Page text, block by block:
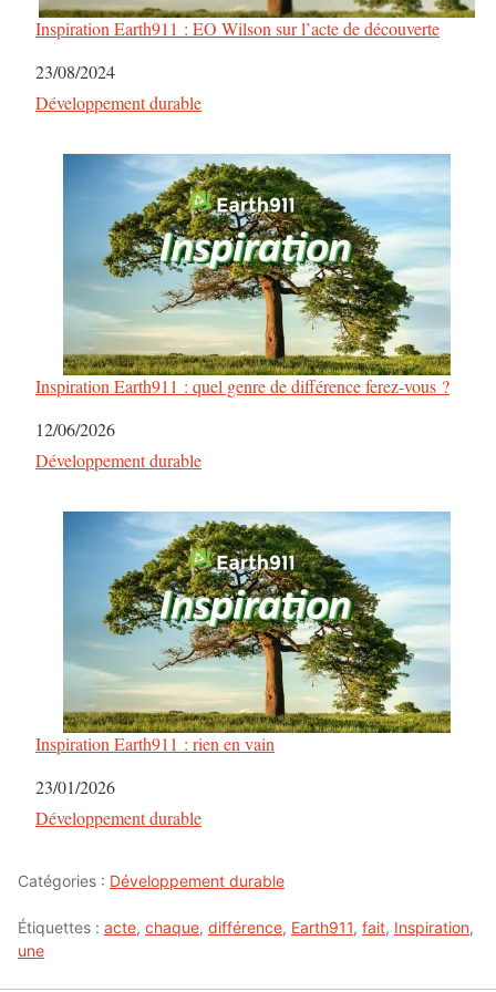
Inspiration Earth911 : EO Wilson sur l’acte de découverte
Date
23/08/2024
Par rapport à
Développement durable
Inspiration Earth911 : quel genre de différence ferez-vous ?
Date
12/06/2026
Par rapport à
Développement durable
Inspiration Earth911 : rien en vain
Date
23/01/2026
Par rapport à
Développement durable
Catégories : Développement durable
Étiquettes : acte, chaque, différence, Earth911, fait, Inspiration,
une